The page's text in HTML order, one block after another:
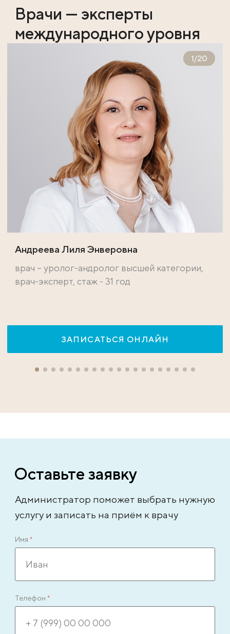
Врачи — эксперты
международного уровня
1/20
Андреева Лиля Энверовна
врач – уролог-андролог высшей категории,
врач-эксперт, стаж - 31 год
ЗАПИСАТЬСЯ ОНЛАЙН
Оставьте заявку
Администратор поможет выбрать нужную
услугу и записать на приём к врачу
Имя *
Телефон *